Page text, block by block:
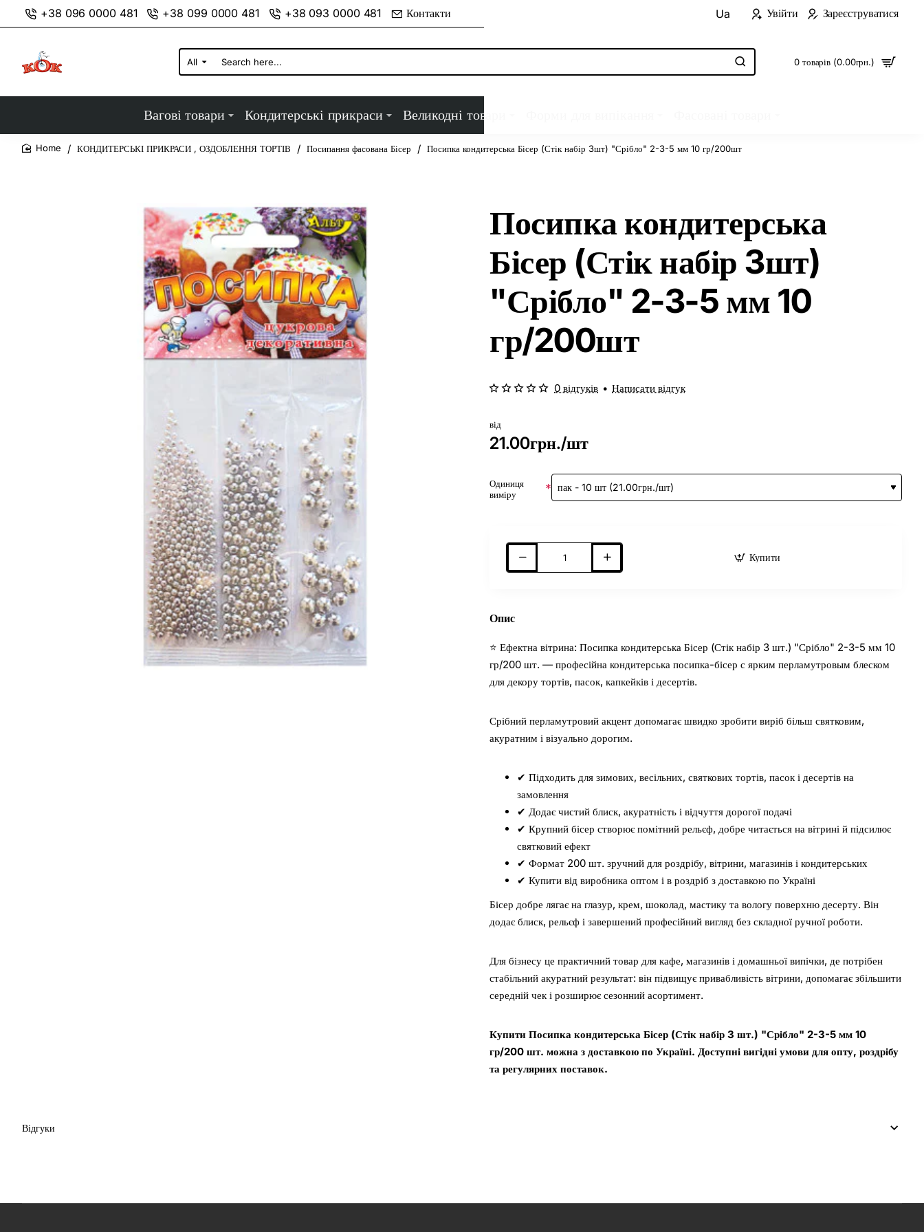
+38 096 0000 481 +38 099 0000 481 +38 093 0000 481 Контакти Ua Увійти Зареєструватися
All
Search
here...
0 товарів (0.00грн.)
Вагові товари Кондитерські прикраси Великодні товари
КОНДИТЕРСЬКІ ПРИКРАСИ , ОЗДОБЛЕННЯ ТОРТІВ Посипання фасована Бісер Посипка кондитерська Бісер (Стік набір 3шт) "Срібло" 2-3-5 мм 10 гр/200шт
Посипка кондитерська
Бісер (Стік набір 3шт)
"Срібло" 2-3-5 мм 10
гр/200шт
0 відгуків • Написати відгук
від
21.00грн./шт
Одиниця
виміру
Купити
Опис
⭐ Ефектна вітрина: Посипка кондитерська Бісер (Стік набір 3 шт.) "Срібло" 2-3-5 мм 10
гр/200 шт. — професійна кондитерська посипка-бісер с ярким перламутровым блеском
для декору тортів, пасок, капкейків і десертів.
Срібний перламутровий акцент допомагає швидко зробити виріб більш святковим,
акуратним і візуально дорогим.
✔ Підходить для зимових, весільних, святкових тортів, пасок і десертів на
замовлення
✔ Додає чистий блиск, акуратність і відчуття дорогої подачі
✔ Крупний бісер створює помітний рельєф, добре читається на вітрині й підсилює
святковий ефект
✔ Формат 200 шт. зручний для роздрібу, вітрини, магазинів і кондитерських
✔ Купити від виробника оптом і в роздріб з доставкою по Україні
Бісер добре лягає на глазур, крем, шоколад, мастику та вологу поверхню десерту. Він
додає блиск, рельєф і завершений професійний вигляд без складної ручної роботи.
Для бізнесу це практичний товар для кафе, магазинів і домашньої випічки, де потрібен
стабільний акуратний результат: він підвищує привабливість вітрини, допомагає збільшити
середній чек і розширює сезонний асортимент.
Купити Посипка кондитерська Бісер (Стік набір 3 шт.) "Срібло" 2-3-5 мм 10
гр/200 шт. можна з доставкою по Україні. Доступні вигідні умови для опту, роздрібу
та регулярних поставок.
Відгуки